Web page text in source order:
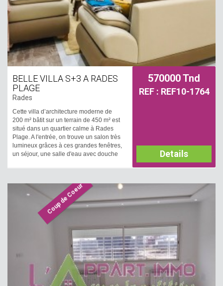
BELLE VILLA S+3 A RADES
PLAGE
Rades
Cette villa d’architecture moderne de
200 m² bâtit sur un terrain de 450 m² est
situé dans un quartier calme à Rades
Plage. A l'entrée, on trouve un salon très
lumineux grâces à ces grandes fenêtres,
un séjour, une salle d'eau avec douche
sur une belle terrasse. La partie nuit est
répartit en deux suites parentale; une
avec une salle de bain et l'autre avec
une salle d'eau avec douche. A
l’extérieur, on trouve une entrée de
voitures, un garage et un jardin. La villa
est équipée par des caméras de
570000 Tnd
REF : REF10-1764
Details
Coup de Coeur